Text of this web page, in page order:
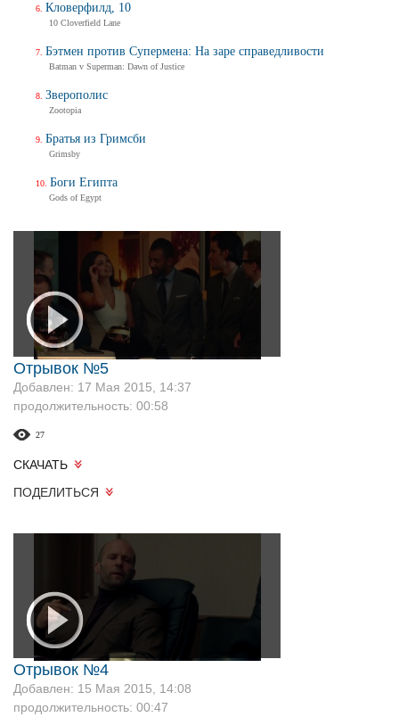
Отрывок №5
Добавлен: 17 Мая 2015, 14:37
продолжительность: 00:58
27
СКАЧАТЬ
ПОДЕЛИТЬСЯ
Отрывок №4
Добавлен: 15 Мая 2015, 14:08
продолжительность: 00:47
Кловерфилд, 10
10 Cloverfield Lane
Бэтмен против Супермена: На заре справедливости
Batman v Superman: Dawn of Justice
Зверополис
Zootopia
Братья из Гримсби
Grimsby
Боги Египта
Gods of Egypt